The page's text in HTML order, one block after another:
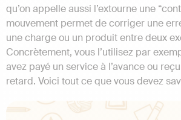
qu’on appelle aussi l’extourne une
mouvement permet de corriger une
une charge ou un produit entre deux
Concrètement, vous l’utilisez par
avez payé un service à l’avance ou
retard. Voici tout ce que vous devez